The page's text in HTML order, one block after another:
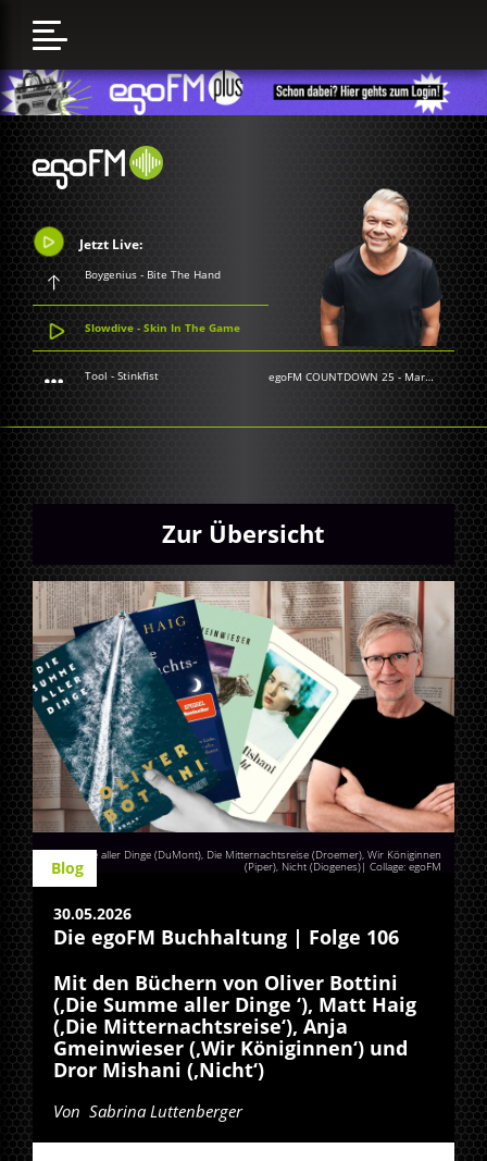
Jetzt Live:
Boygenius - Bite The Hand
Slowdive - Skin In The Game
Tool - Stinkfist egoFM COUNTDOWN 25 - Markus Kavka
Zur Übersicht
Die Summe aller Dinge (DuMont), Die Mitternachtsreise (Droemer), Wir Königinnen
(Piper), Nicht (Diogenes)| Collage: egoFM
Blog
30.05.2026
Die egoFM Buchhaltung | Folge 106
Mit den Büchern von Oliver Bottini
(‚Die Summe aller Dinge ‘), Matt Haig
(‚Die Mitternachtsreise‘), Anja
Gmeinwieser (‚Wir Königinnen‘) und
Dror Mishani (‚Nicht‘)
Von Sabrina Luttenberger